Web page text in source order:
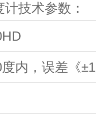
技术参数：
度内，误差《±1